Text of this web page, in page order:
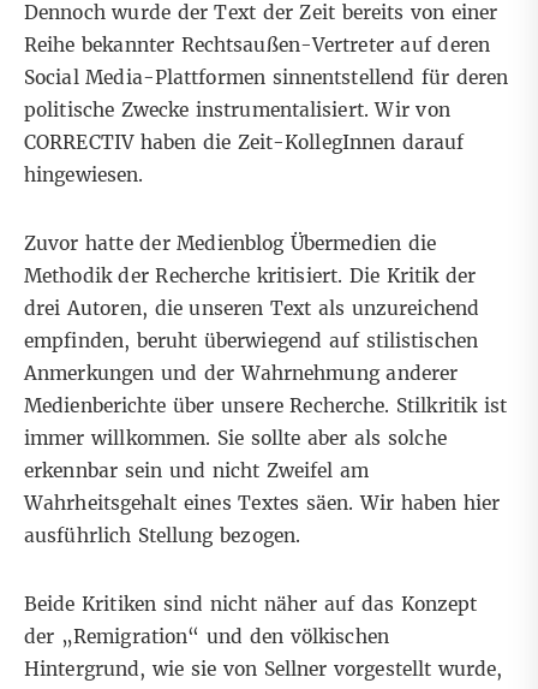
Dennoch wurde der Text der Zeit bereits von einer
Reihe bekannter Rechtsaußen-Vertreter auf deren
Social Media-Plattformen sinnentstellend für deren
politische Zwecke instrumentalisiert. Wir von
CORRECTIV haben die Zeit-KollegInnen darauf
hingewiesen.
Zuvor hatte der Medienblog Übermedien die
Methodik der Recherche kritisiert. Die Kritik der
drei Autoren, die unseren Text als unzureichend
empfinden, beruht überwiegend auf stilistischen
Anmerkungen und der Wahrnehmung anderer
Medienberichte über unsere Recherche. Stilkritik ist
immer willkommen. Sie sollte aber als solche
erkennbar sein und nicht Zweifel am
Wahrheitsgehalt eines Textes säen.Wir haben hier
ausführlich Stellung bezogen.
Beide Kritiken sind nicht näher auf das Konzept
der „Remigration“ und den völkischen
Hintergrund, wie sie von Sellner vorgestellt wurde,